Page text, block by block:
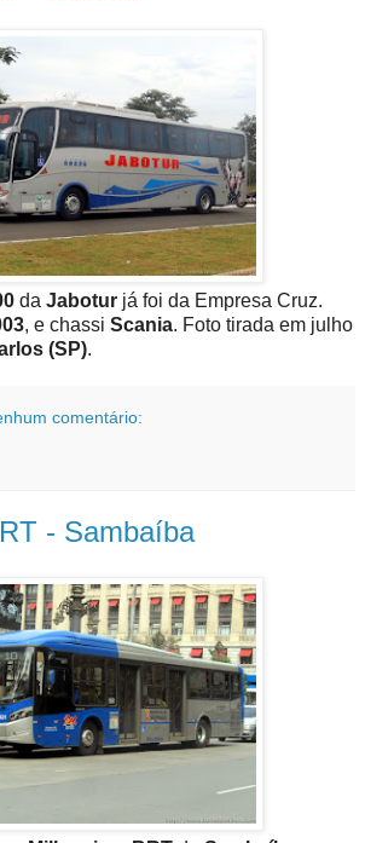
da Jabotur já foi da Empresa Cruz.
, e chassi Scania. Foto tirada em julho
(SP).
comentário:
- Sambaíba